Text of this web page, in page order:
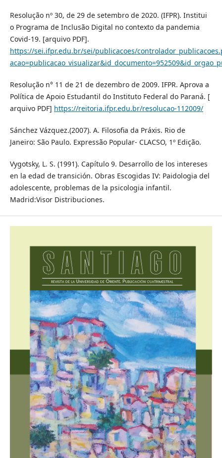
Resolução nº 30, de 29 de setembro de 2020. (IFPR). Institui
o Programa de Inclusão Digital no contexto da pandemia
Covid-19. [arquivo PDF].
https://sei.ifpr.edu.br/sei/publicacoes/
Resolução n° 11 de 21 de dezembro de 2009. IFPR. Aprova a
Política de Apoio Estudantil do Instituto Federal do Paraná. [
arquivo PDF] https://reitoria.ifpr.edu.br/resolucao-112009/
Sánchez Vázquez.(2007). A. Filosofia da Práxis. Rio de
Janeiro: São Paulo. Expressão Popular- CLACSO, 1º Edição.
Vygotsky, L. S. (1991). Capítulo 9. Desarrollo de los intereses
en la edad de transición. Obras Escogidas IV: Paidologia del
adolescente, problemas de la psicologia infantil.
Madrid:Visor Distribuciones.